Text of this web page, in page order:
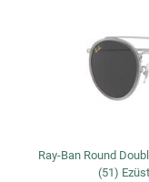
Ray-Ban Round
(51)